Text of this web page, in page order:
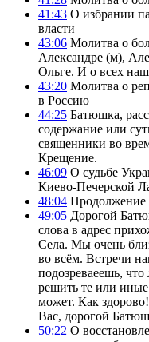
41:43 О избрании
власти
43:06 Молитва о
Александре (м),
Ольге. И о всех
43:20 Молитва о
в Россию
44:25 Батюшка,
содержание или
священники во
Крещение.
46:09 О судьбе
Киево-Печерской
48:04 Продолжение
49:05 Дорогой
слова в адрес
Села. Мы очень
во всём. Встречи
подозреваеешь,
решить те или
может. Как
Вас, дорогой
50:22 О